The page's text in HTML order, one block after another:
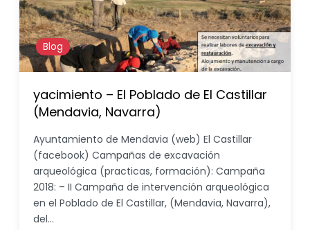
Blog
yacimiento – El Poblado de El Castillar
(Mendavia, Navarra)
Ayuntamiento de Mendavia (web) El Castillar
(facebook) Campañas de excavación
arqueológica (practicas, formación): Campaña
2018: – II Campaña de intervención arqueológica
en el Poblado de El Castillar, (Mendavia, Navarra),
del…